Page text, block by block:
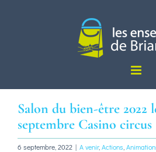
Salon du bien-être 2022
septembre Casino
6 septembre, 2022 | A venir, Actions